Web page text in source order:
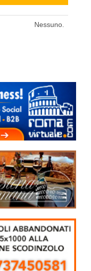
Nessuno.